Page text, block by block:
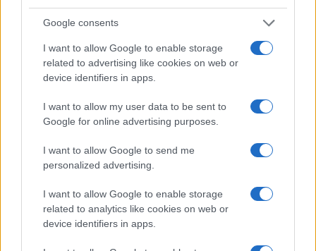
Google consents
I want to allow Google to enable storage
related to advertising like cookies on web or
device identifiers in apps.
I want to allow my user data to be sent to
Google for online advertising purposes.
I want to allow Google to send me
personalized advertising.
I want to allow Google to enable storage
related to analytics like cookies on web or
device identifiers in apps.
“Queste violazioni devono essere fermate
immediatamente e il ripristino delle legittime
istituzioni del popolo palestinese a Gaza è l’unico
modo per porre fine allo stato di caos e ricostruire
la fiducia nazionale”.
Leggi anche:
Processi sommari e stragi: questa è Hamas
Dal Comando centrale degli Stati Uniti,